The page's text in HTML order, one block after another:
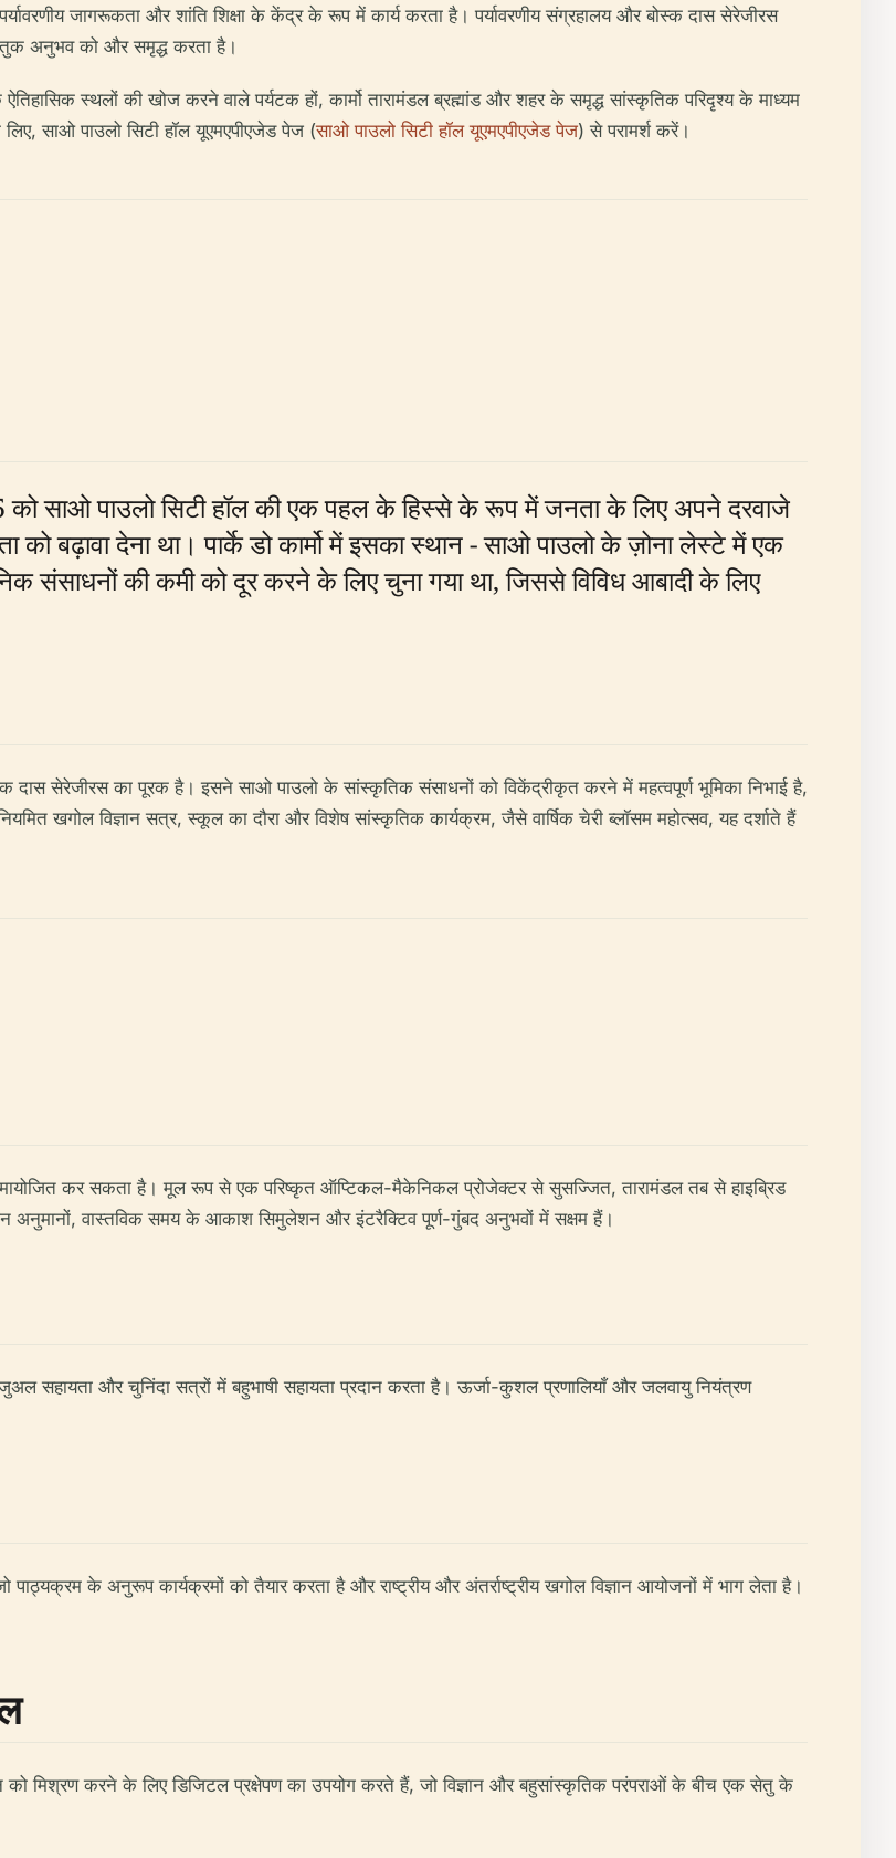
जागरूकता और शांति शिक्षा के केंद्र के रूप में कार्य करता है। पर्यावरणीय संग्रहालय और बोस्क दास सेरेजीरस
अनुभव को और समृद्ध करता है।
स्थलों की खोज करने वाले पर्यटक हों, कार्मो तारामंडल ब्रह्मांड और शहर के समृद्ध सांस्कृतिक परिदृश्य के माध्यम
साओ पाउलो सिटी हॉल यूएमएपीएजेड पेज (साओ पाउलो सिटी हॉल यूएमएपीएजेड पेज) से परामर्श करें।
को साओ पाउलो सिटी हॉल की एक पहल के हिस्से के रूप में जनता के लिए अपने दरवाजे
को बढ़ावा देना था। पार्के डो कार्मो में इसका स्थान - साओ पाउलो के ज़ोना लेस्टे में एक
संसाधनों की कमी को दूर करने के लिए चुना गया था, जिससे विविध आबादी के लिए
दास सेरेजीरस का पूरक है। इसने साओ पाउलो के सांस्कृतिक संसाधनों को विकेंद्रीकृत करने में महत्वपूर्ण भूमिका निभाई है,
खगोल विज्ञान सत्र, स्कूल का दौरा और विशेष सांस्कृतिक कार्यक्रम, जैसे वार्षिक चेरी ब्लॉसम महोत्सव, यह दर्शाते हैं
कर सकता है। मूल रूप से एक परिष्कृत ऑप्टिकल-मैकेनिकल प्रोजेक्टर से सुसज्जित, तारामंडल तब से हाइब्रिड
अनुमानों, वास्तविक समय के आकाश सिमुलेशन और इंटरैक्टिव पूर्ण-गुंबद अनुभवों में सक्षम हैं।
सहायता और चुनिंदा सत्रों में बहुभाषी सहायता प्रदान करता है। ऊर्जा-कुशल प्रणालियाँ और जलवायु नियंत्रण
के अनुरूप कार्यक्रमों को तैयार करता है और राष्ट्रीय और अंतर्राष्ट्रीय खगोल विज्ञान आयोजनों में भाग लेता है।
मिश्रण करने के लिए डिजिटल प्रक्षेपण का उपयोग करते हैं, जो विज्ञान और बहुसांस्कृतिक परंपराओं के बीच एक सेतु के